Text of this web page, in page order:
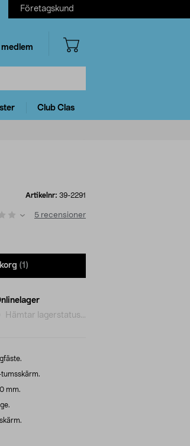
Företagskund
Club Clas
Artikelnr: 39-2291
5 recensioner
(1)
Hämtar lagerstatus...
mm.